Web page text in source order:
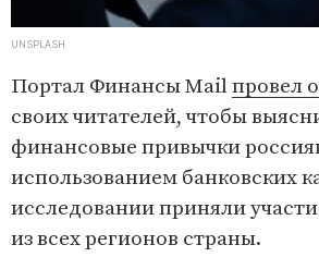
UNSPLASH
Портал Финансы Mailпровел
своих читателей, чтобы
финансовые привычки
использованием банковских
исследовании приняли
из всех регионов страны.